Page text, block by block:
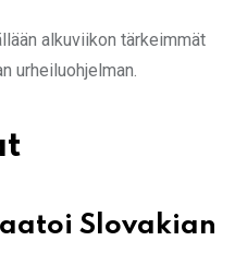
alkuviikon tärkeimmät
urheiluohjelman.
Slovakian